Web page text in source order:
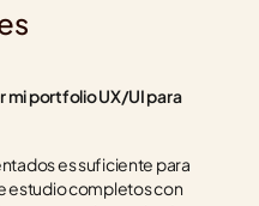
portfolio UX/UI para
es suficiente para
estudio completos con